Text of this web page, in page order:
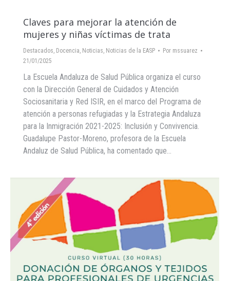
Claves para mejorar la atención de
mujeres y niñas víctimas de trata
Destacados, Docencia, Noticias, Noticias de la EASP Por mssuarez
21/01/2025
La Escuela Andaluza de Salud Pública organiza el curso
con la Dirección General de Cuidados y Atención
Sociosanitaria y Red ISIR, en el marco del Programa de
atención a personas refugiadas y la Estrategia Andaluza
para la Inmigración 2021-2025: Inclusión y Convivencia.
Guadalupe Pastor-Moreno, profesora de la Escuela
Andaluz de Salud Pública, ha comentado que…